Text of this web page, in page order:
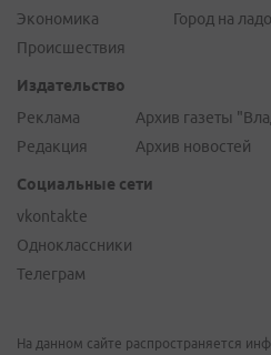
Экономика
Происшествия
Город на
Издательство
Реклама
Редакция
Архив газеты
Архив новостей
Социальные сети
vkontakte
Одноклассники
Телеграм
На данном сайте распространяется